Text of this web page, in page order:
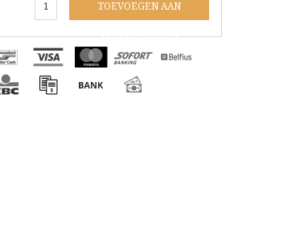
TOEVOEGEN AAN
WINKELWAGEN